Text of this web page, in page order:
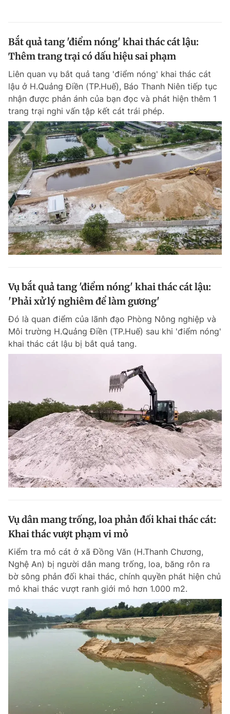
Bắt quả tang 'điểm nóng' khai thác cát lậu:
Thêm trang trại có dấu hiệu sai phạm
Liên quan vụ bắt quả tang 'điểm nóng' khai thác cát
lậu ở H.Quảng Điền (TP.Huế), Báo Thanh Niên tiếp tục
nhận được phản ánh của bạn đọc và phát hiện thêm 1
trang trại nghi vấn tập kết cát trái phép.
Vụ bắt quả tang 'điểm nóng' khai thác cát lậu:
'Phải xử lý nghiêm để làm gương'
Đó là quan điểm của lãnh đạo Phòng Nông nghiệp và
Môi trường H.Quảng Điền (TP.Huế) sau khi 'điểm nóng'
khai thác cát lậu bị bắt quả tang.
Vụ dân mang trống, loa phản đối khai thác cát:
Khai thác vượt phạm vi mỏ
Kiểm tra mỏ cát ở xã Đồng Văn (H.Thanh Chương,
Nghệ An) bị người dân mang trống, loa, băng rôn ra
bờ sông phản đối khai thác, chính quyền phát hiện chủ
mỏ khai thác vượt ranh giới mỏ hơn 1.000 m2.